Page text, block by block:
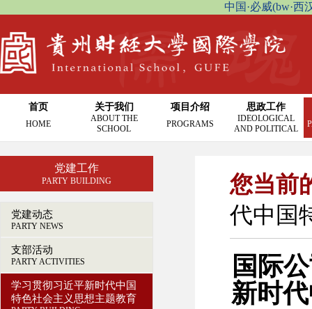
中国·必威(bw·西
首页
HOME
关于我们
ABOUT THE
SCHOOL
项目介绍
PROGRAMS
思政工作
IDEOLOGICAL
AND POLITICAL
党建工作
PARTY BUILDING
党建动态
PARTY NEWS
支部活动
PARTY ACTIVITIES
学习贯彻习近平新时代中国
特色社会主义思想主题教育
您当前
代中国
国际
新时